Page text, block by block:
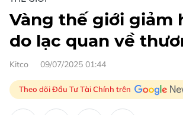
Vàng thế giới giảm
do lạc quan về
Kitco 09/07/2025 01:44
Theo dõi Đầu Tư Tài Chính trên